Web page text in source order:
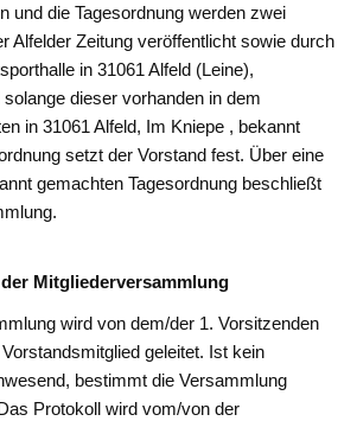
und die Tagesordnung werden zwei
Alfelder Zeitung veröffentlicht sowie durch
in 31061 Alfeld (Leine),
dieser vorhanden in dem
in 31061 Alfeld, Im Kniepe , bekannt
setzt der Vorstand fest. Über eine
gemachten Tagesordnung beschließt
Mitgliederversammlung
wird von dem/der 1. Vorsitzenden
geleitet. Ist kein
bestimmt die Versammlung
Protokoll wird vom/von der